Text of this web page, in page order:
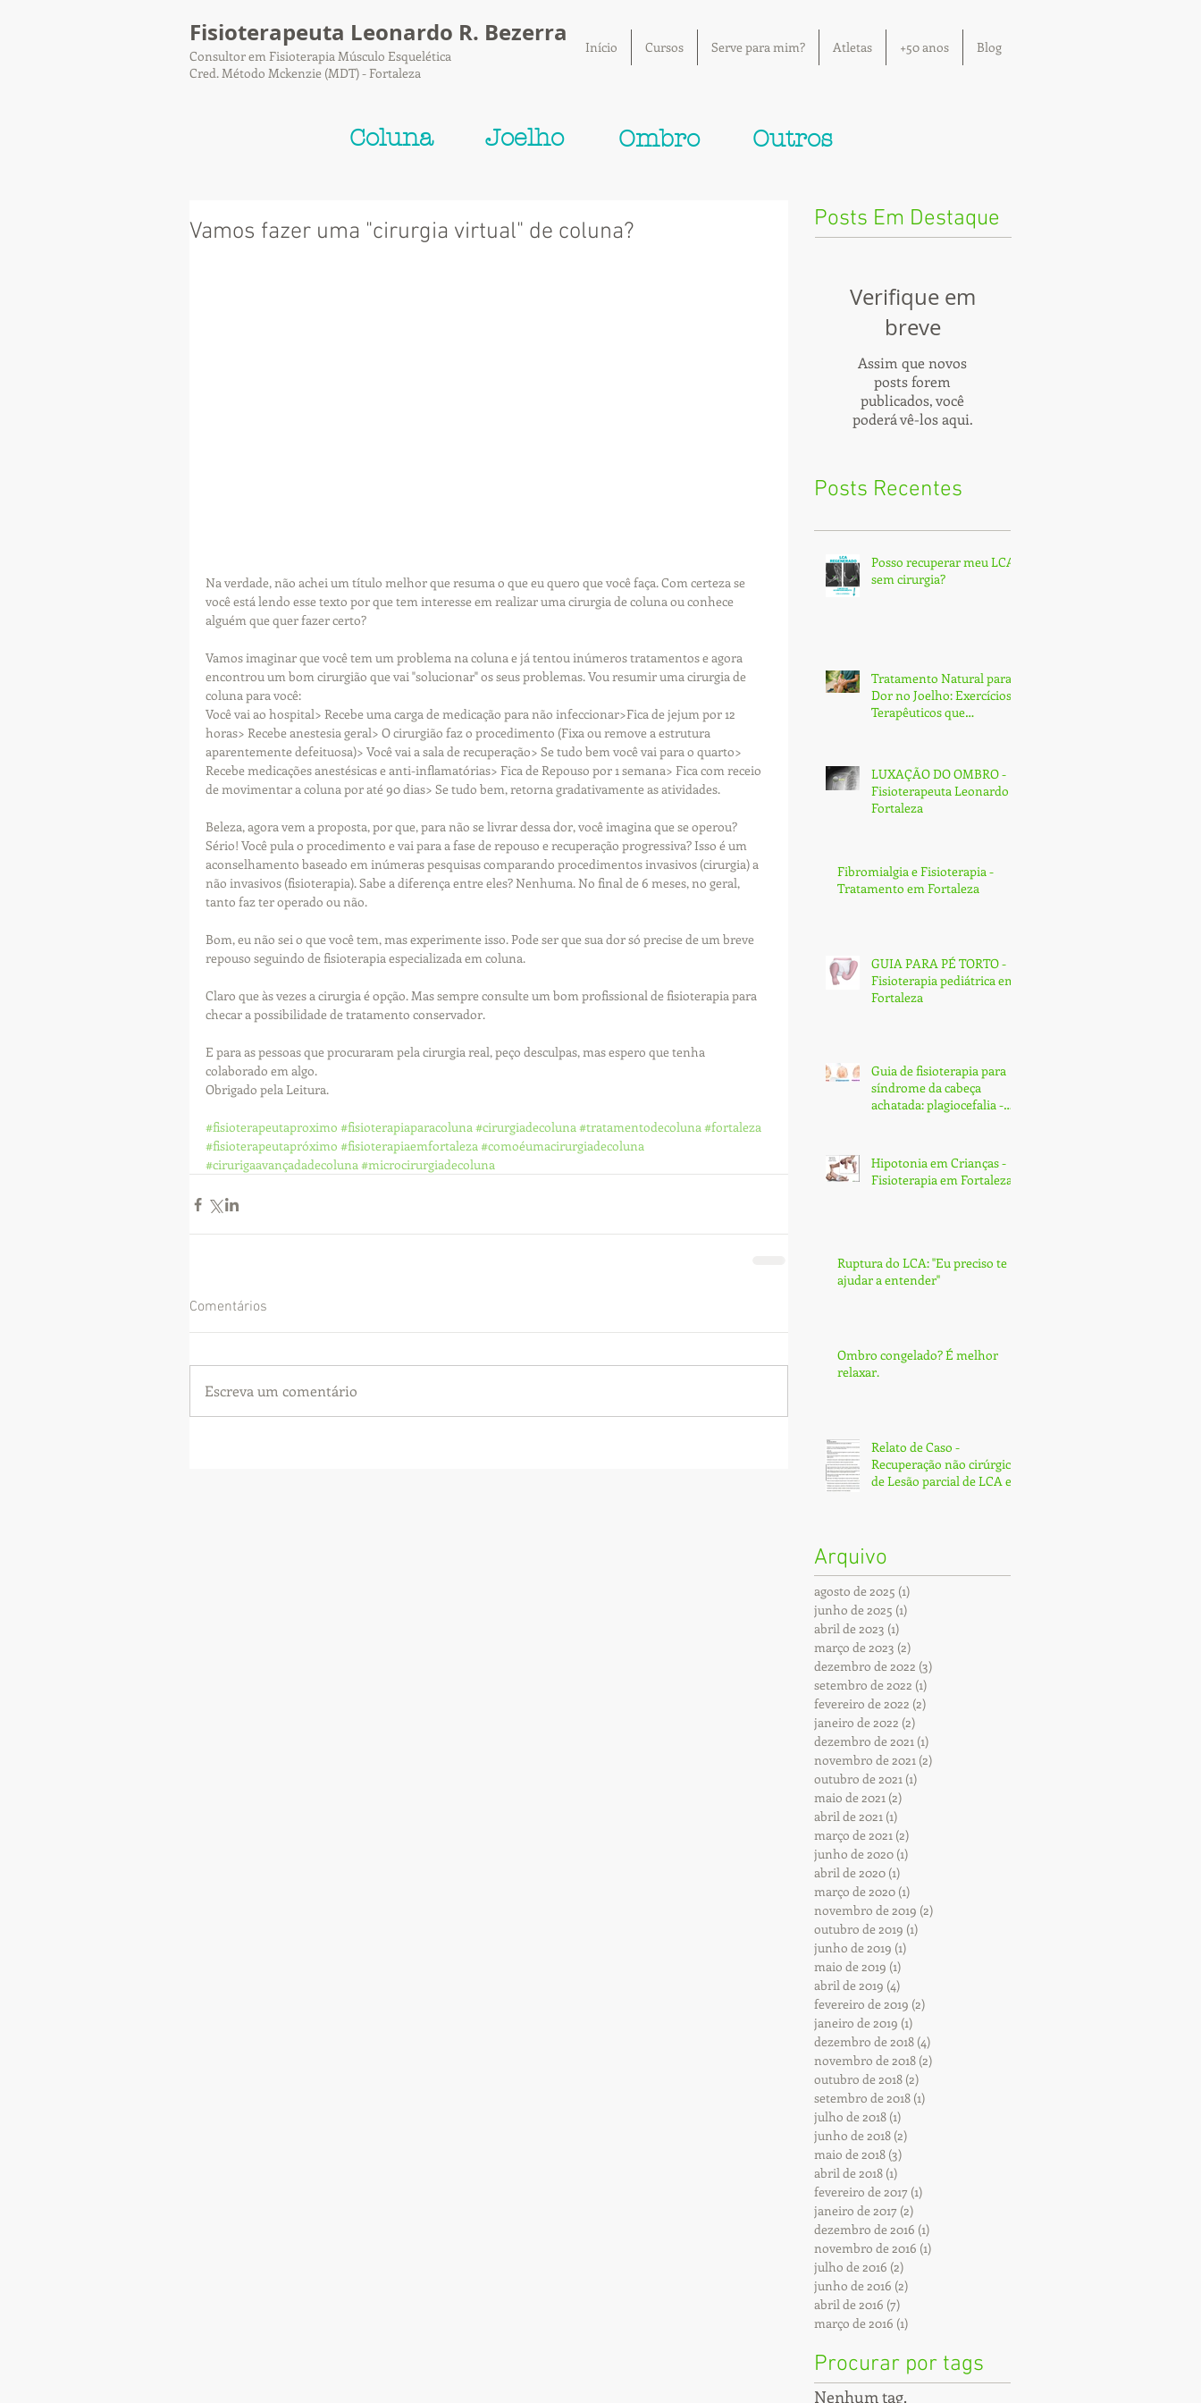
Fisioterapeuta Leonardo R. Bezerra
Consultor em Fisioterapia Músculo Esquelética
Cred. Método Mckenzie (MDT) - Fortaleza
Início Cursos Serve para mim? Atletas +50 anos Blog
Coluna Joelho Ombro Outros
Vamos fazer uma "cirurgia virtual" de coluna?
Na verdade, não achei um título melhor que resuma o que eu quero que você faça. Com certeza se
você está lendo esse texto por que tem interesse em realizar uma cirurgia de coluna ou conhece
alguém que quer fazer certo?
Vamos imaginar que você tem um problema na coluna e já tentou inúmeros tratamentos e agora
encontrou um bom cirurgião que vai "solucionar" os seus problemas. Vou resumir uma cirurgia de
coluna para você:
Você vai ao hospital> Recebe uma carga de medicação para não infeccionar>Fica de jejum por 12
horas> Recebe anestesia geral> O cirurgião faz o procedimento (Fixa ou remove a estrutura
aparentemente defeituosa)> Você vai a sala de recuperação> Se tudo bem você vai para o quarto>
Recebe medicações anestésicas e anti-inflamatórias> Fica de Repouso por 1 semana> Fica com receio
de movimentar a coluna por até 90 dias> Se tudo bem, retorna gradativamente as atividades.
Beleza, agora vem a proposta, por que, para não se livrar dessa dor, você imagina que se operou?
Sério! Você pula o procedimento e vai para a fase de repouso e recuperação progressiva? Isso é um
aconselhamento baseado em inúmeras pesquisas comparando procedimentos invasivos (cirurgia) a
não invasivos (fisioterapia). Sabe a diferença entre eles? Nenhuma. No final de 6 meses, no geral,
tanto faz ter operado ou não.
Bom, eu não sei o que você tem, mas experimente isso. Pode ser que sua dor só precise de um breve
repouso seguindo de fisioterapia especializada em coluna.
Claro que às vezes a cirurgia é opção. Mas sempre consulte um bom profissional de fisioterapia para
checar a possibilidade de tratamento conservador.
E para as pessoas que procuraram pela cirurgia real, peço desculpas, mas espero que tenha
colaborado em algo.
Obrigado pela Leitura.
#fisioterapeutaproximo #fisioterapiaparacoluna#cirurgiadecoluna#tratamentodecoluna#fortaleza
#fisioterapeutapróximo #fisioterapiaemfortaleza#comoéumacirurgiadecoluna
#cirurigaavançadadecoluna#microcirurgiadecoluna
Comentários
Escreva um comentário
Posts Em Destaque
Verifique em
breve
Assim que novos
posts forem
publicados, você
poderá vê-los aqui.
Posts Recentes
Posso recuperar meu LCA
sem cirurgia?
Tratamento Natural para
Dor no Joelho: Exercícios
Terapêuticos que
LUXAÇÃO DO OMBRO -
Fisioterapeuta Leonardo -
Fortaleza
Fibromialgia e Fisioterapia -
Tratamento em Fortaleza
GUIA PARA PÉ TORTO -
Fisioterapia pediátrica em
Fortaleza
Guia de fisioterapia para
síndrome da cabeça
achatada: plagiocefalia -
Hipotonia em Crianças -
Fisioterapia em Fortaleza
Ruptura do LCA: ''Eu preciso te
ajudar a entender''
Ombro congelado? É melhor
relaxar.
Relato de Caso -
Recuperação não cirúrgica
de Lesão parcial de LCA e
Arquivo
agosto de 2025 (1)
junho de 2025 (1)
abril de 2023 (1)
março de 2023 (2)
dezembro de 2022 (3)
setembro de 2022 (1)
fevereiro de 2022 (2)
janeiro de 2022 (2)
dezembro de 2021 (1)
novembro de 2021 (2)
outubro de 2021 (1)
maio de 2021 (2)
abril de 2021 (1)
março de 2021 (2)
junho de 2020 (1)
abril de 2020 (1)
março de 2020 (1)
novembro de 2019 (2)
outubro de 2019 (1)
junho de 2019 (1)
maio de 2019 (1)
abril de 2019 (4)
fevereiro de 2019 (2)
janeiro de 2019 (1)
dezembro de 2018 (4)
novembro de 2018 (2)
outubro de 2018 (2)
setembro de 2018 (1)
julho de 2018 (1)
junho de 2018 (2)
maio de 2018 (3)
abril de 2018 (1)
fevereiro de 2017 (1)
janeiro de 2017 (2)
dezembro de 2016 (1)
novembro de 2016 (1)
julho de 2016 (2)
junho de 2016 (2)
abril de 2016 (7)
março de 2016 (1)
Procurar por tags
Nenhum tag.